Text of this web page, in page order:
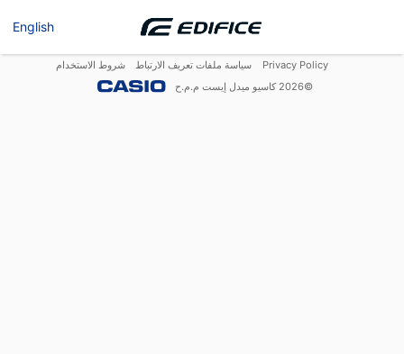
English
Privacy Policy سياسة ملفات تعريف الارتباط
شروط الاستخدام
©
2026 كاسيو ميدل إيست م.م.ح